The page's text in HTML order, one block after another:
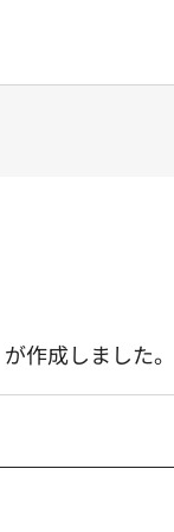
作成しました。